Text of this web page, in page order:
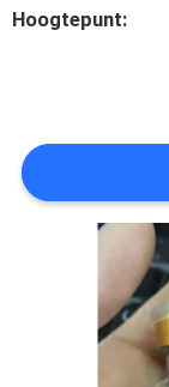
ONS
NIEUWS
Hoogtepunt: